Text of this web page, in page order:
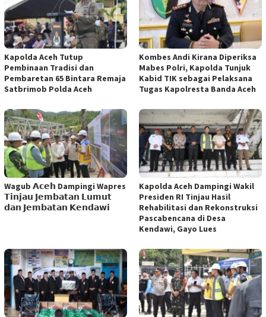
Kapolda Aceh Tutup
Pembinaan Tradisi dan
Pembaretan 65 Bintara Remaja
Satbrimob Polda Aceh
Kombes Andi Kirana Diperiksa
Mabes Polri, Kapolda Tunjuk
Kabid TIK sebagai Pelaksana
Tugas Kapolresta Banda Aceh
Wagub 𝗔𝗰𝗲𝗵 Dampingi Wapres
𝗧𝗶𝗻𝗷𝗮𝘂 𝗝𝗲𝗺𝗯𝗮𝘁𝗮𝗻 𝗟𝘂𝗺𝘂𝘁
𝗱𝗮𝗻 𝗝𝗲𝗺𝗯𝗮𝘁𝗮𝗻 𝗞𝗲𝗻𝗱𝗮𝘄𝗶
Kapolda Aceh Dampingi Wakil
Presiden RI Tinjau Hasil
Rehabilitasi dan Rekonstruksi
Pascabencana di Desa
Kendawi, Gayo Lues